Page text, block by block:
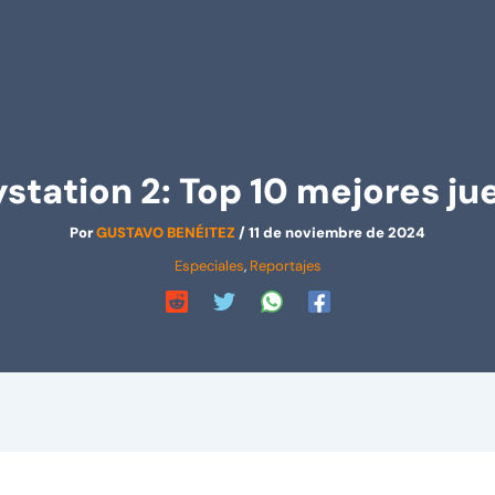
2: Top 10 mejores
PorGUSTAVO BENÉITEZ /11 de noviembre de 2024
Especiales, Reportajes